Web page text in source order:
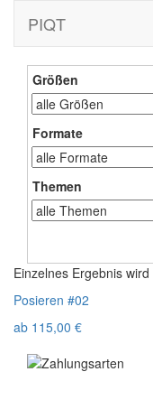
PIQT
Größen
Formate
Themen
Einzelnes Ergebnis
Posieren #02
ab 115,00 €